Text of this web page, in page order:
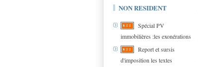
NON RESIDENT
Spécial PV
immobilières :les exonérations
Report et sursis
d'imposition les textes